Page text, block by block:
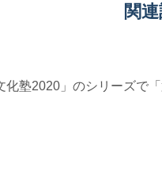
関
塾2020」のシリーズで